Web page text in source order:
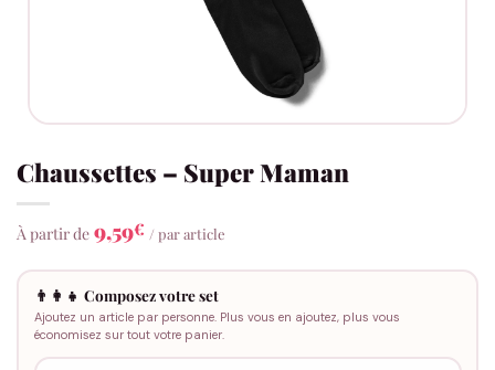
Chaussettes – Super Maman
À partir de 9,59€ / par article
👨‍👩‍👧 Composez votre set
Ajoutez un article par personne. Plus vous en ajoutez, plus vous
économisez sur tout votre panier.